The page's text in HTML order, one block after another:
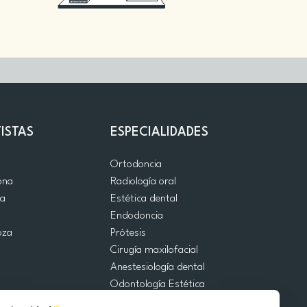
ESPECIALIDADES
Ortodoncia
Radiología oral
Estética dental
Endodoncia
Prótesis
Cirugía maxilofacial
Anestesiología dental
Odontología Estética